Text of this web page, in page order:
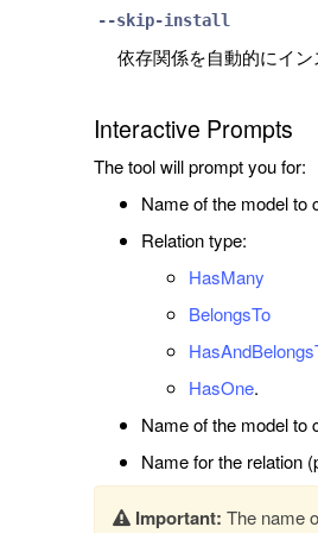
--skip-install
依存関係を自動的にイン
Interactive Prompts
The tool will prompt you for:
Name of the model to
Relation type:
HasMany
BelongsTo
HasOne.
Name of the model to
Name for the relation
Important: The name